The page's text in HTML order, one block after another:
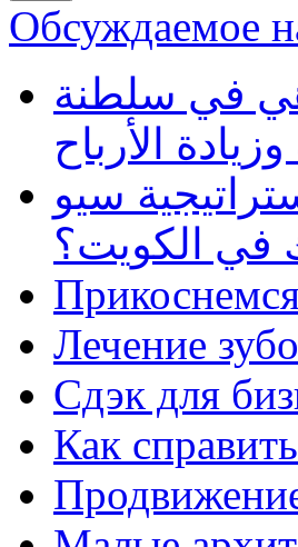
Обсуждаемое
في سلطنة
الأرباح
سيو
في الكويت؟
Лечение
Сдэк для
Как